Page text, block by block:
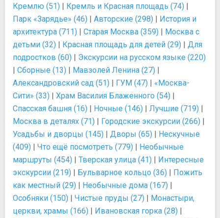
Кремлю (51) | Кремль и Красная площадь (74) |
Парк «Зарядье» (46) | Авторские (298) | История и
архитектура (711) | Старая Москва (359) | Москва с
детьми (32) | Красная площадь для детей (29) | Для
подростков (60) | Экскурсии на русском языке (220)
| Сборные (13) | Мавзолей Ленина (27) |
Александровский сад (51) | ГУМ (47) | «Москва-
Сити» (33) | Храм Василия Блаженного (54) |
Спасская башня (16) | Ночные (146) | Лучшие (719) |
Москва в деталях (71) | Городские экскурсии (266) |
Усадьбы и дворцы (145) | Дворы (65) | Нескучные
(409) | Что ещё посмотреть (779) | Необычные
маршруты (454) | Тверская улица (41) | Интересные
экскурсии (219) | Бульварное кольцо (36) | Пожить
как местный (29) | Необычные дома (167) |
Особняки (150) | Чистые пруды (27) | Монастыри,
церкви, храмы (166) | Ивановская горка (28) |